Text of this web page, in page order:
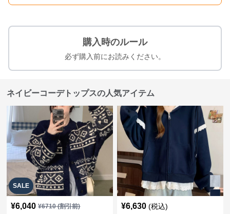
購入時のルール
必ず購入前にお読みください。
ネイビーコーデトップスの人気アイテム
SALE
¥6,040 ¥6710(割引前) ¥6,630 (税込)